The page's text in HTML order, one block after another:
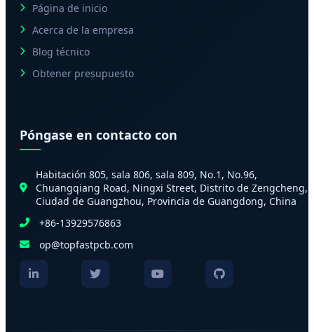
Página de inicio
Acerca de la empresa
Blog técnico
Obtener presupuesto
Póngase en contacto con
Habitación 805, sala 806, sala 809, No.1, No.96,
Chuangqiang Road, Ningxi Street, Distrito de Zengcheng,
Ciudad de Guangzhou, Provincia de Guangdong, China
+86-13929576863
op@topfastpcb.com